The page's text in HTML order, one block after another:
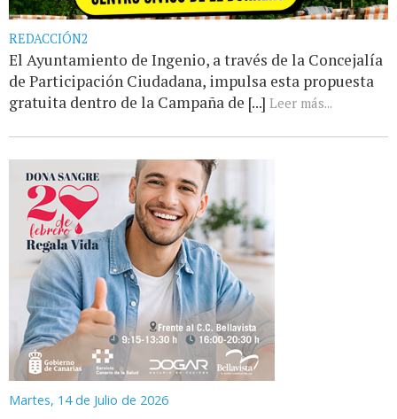
REDACCIÓN2
El Ayuntamiento de Ingenio, a través de la Concejalía
de Participación Ciudadana, impulsa esta propuesta
gratuita dentro de la Campaña de [...] Leer más...
Martes, 14 de Julio de 2026